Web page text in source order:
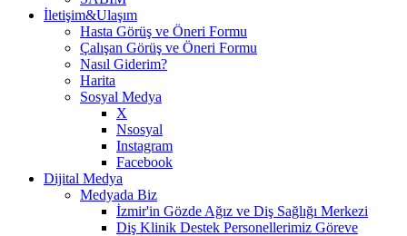
İletişim&Ulaşım
Hasta Görüş ve Öneri Formu
Çalışan Görüş ve Öneri Formu
Nasıl Giderim?
Harita
Sosyal Medya
X
Nsosyal
Instagram
Facebook
Dijital Medya
Medyada Biz
İzmir'in Gözde Ağız ve Diş Sağlığı Merkezi
Diş Klinik Destek Personellerimiz Göreve